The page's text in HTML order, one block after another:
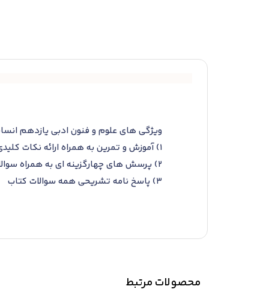
ویژگی های علوم و فنون ادبی یازدهم
1) آموزش و تمرین به همراه ارائه نکات کلیدی
2) پرسش های چهارگزینه ای به همراه سوالات کنکور سراسری
3) پاسخ نامه تشریحی همه سوالات کتاب
محصولات مرتبط